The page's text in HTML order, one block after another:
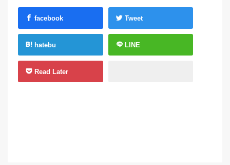
facebook Tweet
hatebu LINE
Read Later